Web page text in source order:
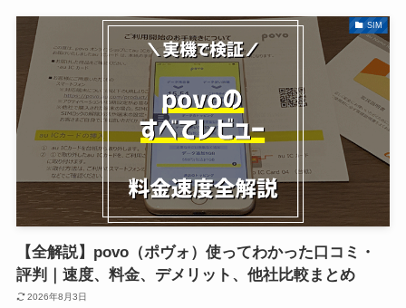
SIM
【全解説】povo（ポヴォ）使ってわかった口コミ・
評判｜速度、料金、デメリット、他社比較まとめ
2026年8月3日